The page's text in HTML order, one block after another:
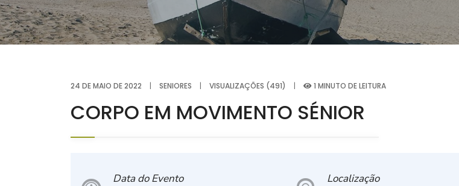
24 DE MAIO DE 2022 | SENIORES | VISUALIZAÇÕES (491) | 1 MINUTO DE LEITURA
CORPO EM MOVIMENTO SÉNIOR
Data do Evento
Localização